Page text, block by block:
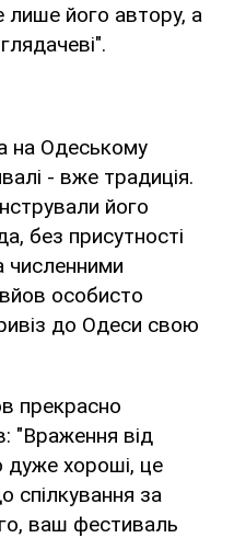
лише його автору, а
на Одеському
- вже традиція.
його
без присутності
численними
особисто
до Одеси свою
прекрасно
"Враження від
дуже хороші, це
спілкування за
ваш фестиваль